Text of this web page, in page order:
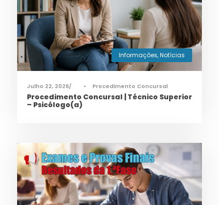
Informações,Notícias
Julho 22, 2026 • Procedimento Concursal
Procedimento Concursal | Técnico Superior
– Psicólogo(a)